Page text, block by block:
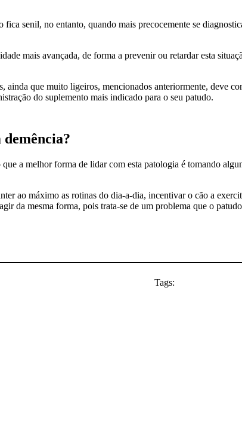
senil, no entanto, quando mais precocemente se
mais avançada, de forma a prevenir ou retardar esta
ainda que muito ligeiros, mencionados anteriormente, deve
do suplemento mais indicado para o seu patudo.
a melhor forma de lidar com esta patologia é tomando
ao máximo as rotinas do dia-a-dia, incentivar o cão a
da mesma forma, pois trata-se de um problema que o
Tags: